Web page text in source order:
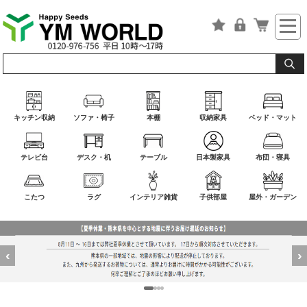
キッチン収納 ソファ・椅子 本棚 収納家具 ベッド・マット
テレビ台 デスク・机 テーブル 日本製家具 布団・寝具
こたつ ラグ インテリア雑貨 子供部屋 屋外・ガーデン
‹ ›